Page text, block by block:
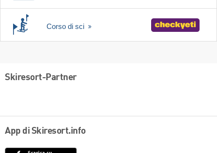
Corso di sci
Skiresort-Partner
App di Skiresort.info